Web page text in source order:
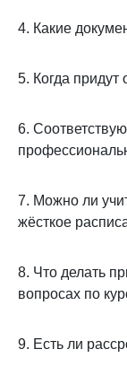
4. Какие
5. Когда придут
6.
7. Можно ли
жёсткое
8. Что делать
вопросах по
9. Есть ли